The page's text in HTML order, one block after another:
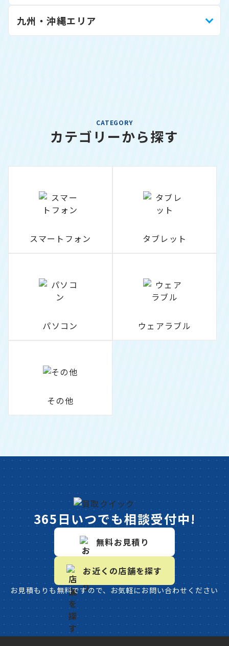
九州・沖縄エリア
CATEGORY
カテゴリーから探す
スマートフォン タブレット
パソコン ウェアラブル
その他
365日いつでも相談受付中!
無料お見積り
お近くの店舗を探す
お見積もりも無料ですので、お気軽にお問い合わせください